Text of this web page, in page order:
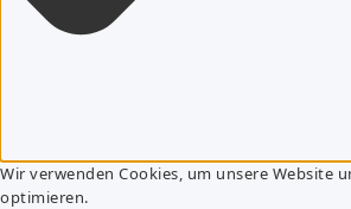
Wir verwenden Cookies, um unsere Website
optimieren.